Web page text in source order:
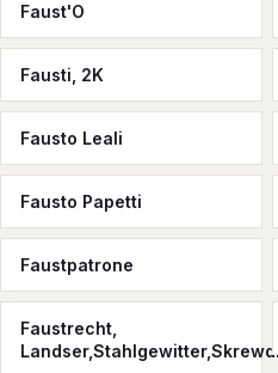
Faust'O
Fausti, 2K
Fausto Leali
Fausto Papetti
Faustpatrone
Faustrecht,